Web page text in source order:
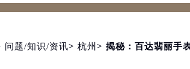
务中心最新网点地址：
东方广场写字楼W3座6层602室（需提前
问题/知识/资讯> 杭州 > 揭秘：百达翡丽手